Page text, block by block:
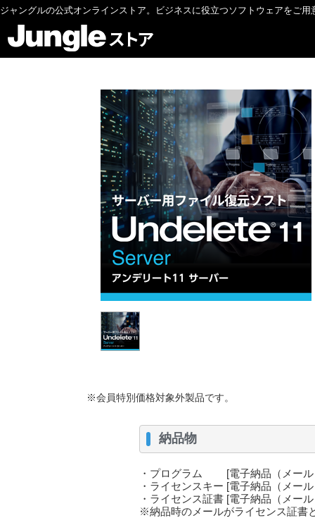
ジャングルの公式オンラインストア。ビジネスに役立つソフトウェアをご用
※会員特別価格対象外製品です。
納品物
・プログラム [電子納品（メール
・ライセンスキー [電子納品（メー
・ライセンス証書 [電子納品（メー
※納品時のメールがライセンス証書